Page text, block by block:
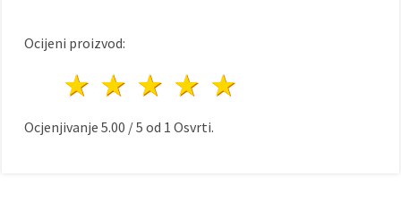
Ocijeni proizvod:
4 zvijezde
3 zvijezde
2 zvijezde
1 zvijezda
Ocjenjivanje 5.00 /5 od 1 Osvrti.